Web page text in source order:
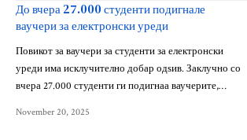
До вчера 27.000 студенти подигнале
ваучери за електронски уреди
Повикот за ваучери за студенти за електронски
уреди има исклучително добар одѕив. Заклучно со
вчера 27.000 студенти ги подигнаа ваучерите,…
November 20, 2025